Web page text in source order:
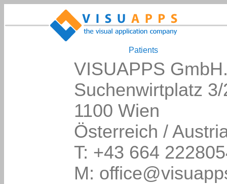
Patients
VISUAPPS
Suchenwirtplatz
1100 Wien
Österreich /
T: +43 664
M: